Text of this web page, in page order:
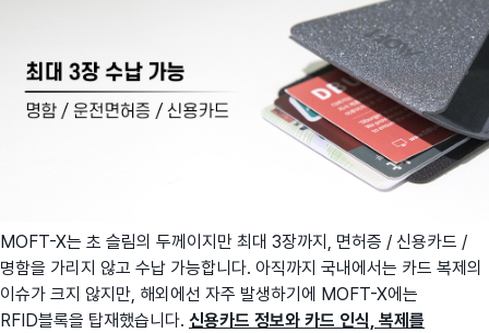
MOFT-X는 초 슬림의 두께이지만 최대 3장까지, 면허증 / 신용카드 /
명함을 가리지 않고 수납 가능합니다. 아직까지 국내에서는 카드 복제의
이슈가 크지 않지만, 해외에선 자주 발생하기에 MOFT-X에는
RFID블록을 탑재했습니다. 신용카드 정보와 카드 인식, 복제를